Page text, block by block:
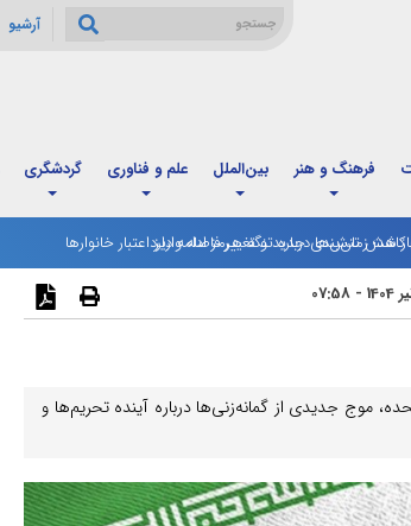
آرشیو
فرهنگ و هنر بین‌الملل علم و فناوری گردشگری
کاهش تنش‌ها درباره تنگه هرمز ادامه دارد
شد؛ زمان‌بندی جدید و تغییر فاصله واریز اعتبار خانوارها
موج جدیدی از گمانه‌زنی‌ها درباره آینده تحریم‌ها و